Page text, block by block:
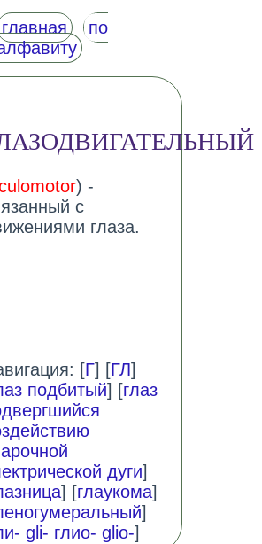
главная
по
) -
с
глаза.
[Г] [ГЛ]
подбитый] [глаз
дуги]
] [глаукома]
]
gli- глио- glio-]